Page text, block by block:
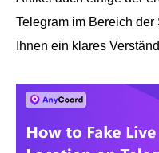
Telegram im Bereich
Ihnen ein klares